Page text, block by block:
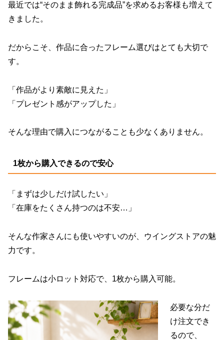
最近では“そのまま飾れる完成品”を求めるお客様も増えて
きました。
だからこそ、作品に合ったフレーム選びはとても大切で
す。
「作品がより素敵に見えた」
「プレゼント感がアップした」
そんな理由で購入につながることも少なくありません。
1枚から購入できるので安心
「まずは少しだけ試したい」
「在庫をたくさん持つのは不安…」
そんな作家さんにも使いやすいのが、ウイングストアの魅
力です。
フレームは小ロット対応で、1枚から購入可能。
必要な分だ
け注文でき
るので、